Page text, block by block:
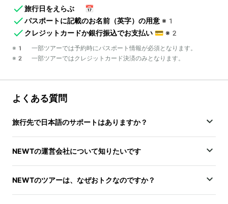
旅行日をえらぶ
📅
パスポートに記載のお名前（英字）の用意 ※1
クレジットカードか銀行振込でお支払い 💳 ※2
※1 一部ツアーでは予約時にパスポート情報が必須となります。
※2 一部ツアーではクレジットカード決済のみとなります。
よくある質問
旅行先で日本語のサポートはありますか？
NEWTの運営会社について知りたいです
NEWTのツアーは、なぜおトクなのですか？